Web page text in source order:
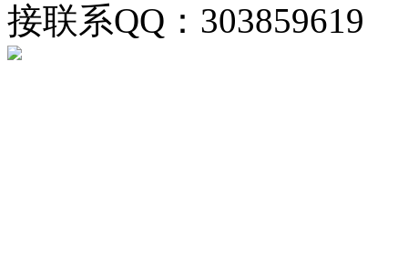
接联系QQ：303859619